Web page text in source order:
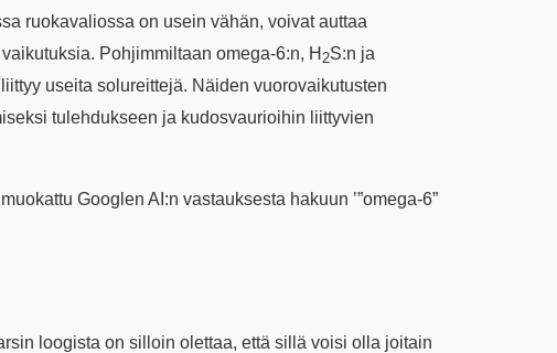
ruokavaliossa on usein vähän, voivat auttaa
Pohjimmiltaan omega-6:n, H 2S:n ja
useita solureittejä. Näiden vuorovaikutusten
tulehdukseen ja kudosvaurioihin liittyvien
Googlen AI:n vastauksesta hakuun ’”omega-6”
loogista on silloin olettaa, että sillä voisi olla joitain